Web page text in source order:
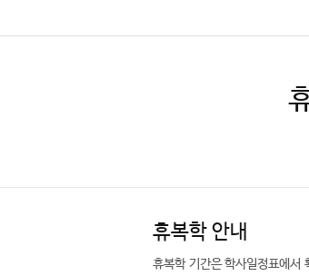
비전 및 목표
보건복지대학원
휴복학 안내
휴복학 기간은 학사일정표에서